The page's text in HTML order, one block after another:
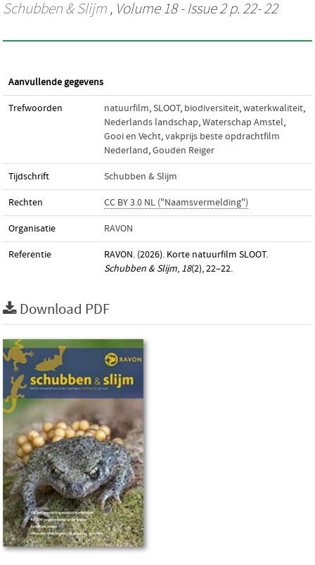
Schubben & Slijm , Volume 18 - Issue 2 p. 22- 22
Aanvullende gegevens
Trefwoorden natuurfilm,SLOOT, biodiversiteit,waterkwaliteit,
Nederlands landschap,Waterschap Amstel,
Gooi en Vecht,vakprijs beste opdrachtfilm
Nederland,Gouden Reiger
Tijdschrift Schubben & Slijm
Rechten CC BY 3.0 NL ("Naamsvermelding")
Organisatie RAVON
Referentie
RAVON. (2026). Korte natuurfilm SLOOT.
Schubben & Slijm, 18(2), 22–22.
Download PDF